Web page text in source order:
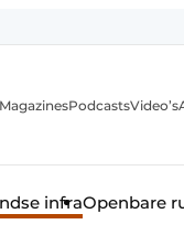
MagazinesPodcastsVideo’s
infraOpenbare